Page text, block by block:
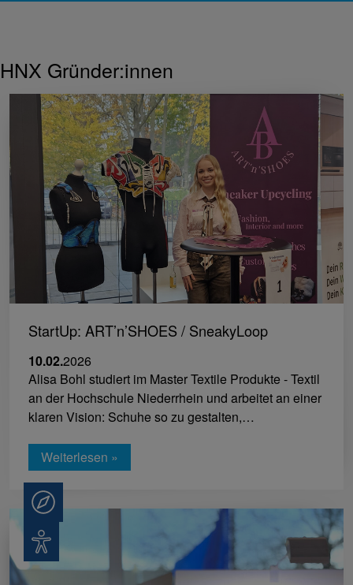
HNX Gründer:innen
StartUp: ART’n’SHOES / SneakyLoop
10.02.2026
Alisa Bohl studiert im Master Textile Produkte - Textil
an der Hochschule Niederrhein und arbeitet an einer
klaren Vision: Schuhe so zu gestalten,…
Weiterlesen »